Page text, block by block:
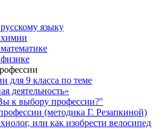
языку
для 9 класса по теме
деятельность»
к выбору профессии?"
(методика Г. Резапкиной)
или как изобрести велосипед